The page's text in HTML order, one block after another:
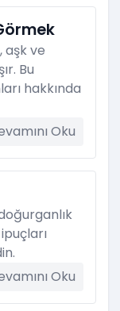
aşk ve
Bu
hakkında
Oku
Oku